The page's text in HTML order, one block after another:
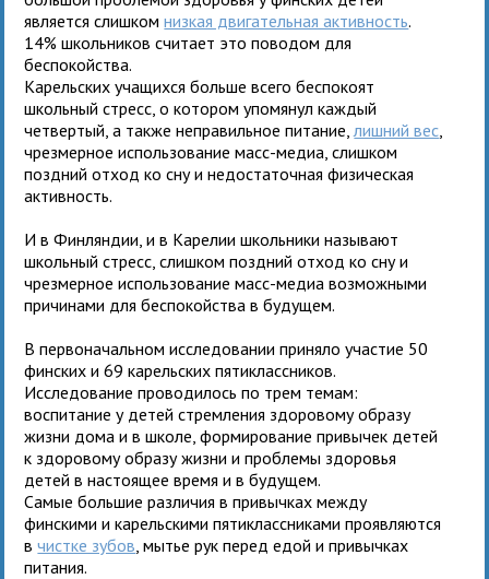
является слишкомнизкая двигательная активность.
14% школьников считает это поводом для
беспокойства.
Карельских учащихся больше всего беспокоят
школьный стресс, о котором упомянул каждый
четвертый, а также неправильное питание,лишний вес
чрезмерное использование масс-медиа, слишком
поздний отход ко сну и недостаточная физическая
активность.
И в Финляндии, и в Карелии школьники называют
школьный стресс, слишком поздний отход ко сну и
чрезмерное использование масс-медиа возможными
причинами для беспокойства в будущем.
В первоначальном исследовании приняло участие 50
финских и 69 карельских пятиклассников.
Исследование проводилось по трем темам:
воспитание у детей стремления здоровому образу
жизни дома и в школе, формирование привычек детей
к здоровому образу жизни и проблемы здоровья
детей в настоящее время и в будущем.
Самые большие различия в привычках между
финскими и карельскими пятиклассниками проявляются
вчистке зубов , мытье рук перед едой и привычках
питания.